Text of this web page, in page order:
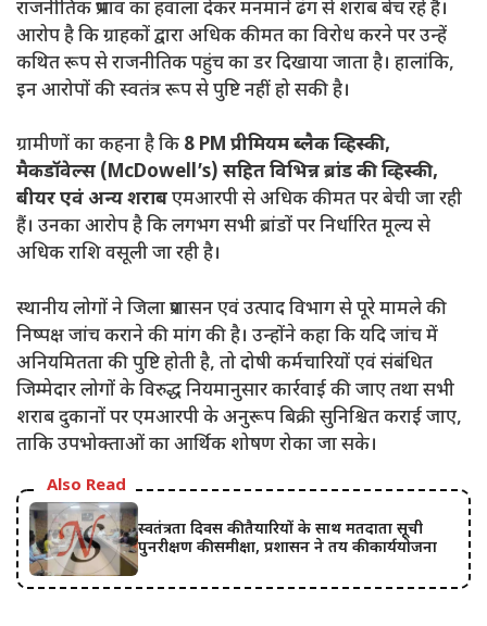
राजनीतिक प्रभाव का हवाला देकर मनमाने ढंग से शराब बेच रहे हैं।
आरोप है कि ग्राहकों द्वारा अधिक कीमत का विरोध करने पर उन्हें
कथित रूप से राजनीतिक पहुंच का डर दिखाया जाता है। हालांकि,
इन आरोपों की स्वतंत्र रूप से पुष्टि नहीं हो सकी है।
ग्रामीणों का कहना है कि 8 PM प्रीमियम ब्लैक व्हिस्की,
मैकडॉवेल्स (McDowell’s) सहित विभिन्न ब्रांड की व्हिस्की,
बीयर एवं अन्य शराबएमआरपी से अधिक कीमत पर बेची जा रही
हैं। उनका आरोप है कि लगभग सभी ब्रांडों पर निर्धारित मूल्य से
अधिक राशि वसूली जा रही है।
स्थानीय लोगों ने जिला प्रशासन एवं उत्पाद विभाग से पूरे मामले की
निष्पक्ष जांच कराने की मांग की है। उन्होंने कहा कि यदि जांच में
अनियमितता की पुष्टि होती है, तो दोषी कर्मचारियों एवं संबंधित
जिम्मेदार लोगों के विरुद्ध नियमानुसार कार्रवाई की जाए तथा सभी
शराब दुकानों पर एमआरपी के अनुरूप बिक्री सुनिश्चित कराई जाए,
ताकि उपभोक्ताओं का आर्थिक शोषण रोका जा सके।
Also Read
स्वतंत्रता दिवस की तैयारियों के साथ मतदाता सूची
पुनरीक्षण की समीक्षा, प्रशासन ने तय की कार्ययोजना